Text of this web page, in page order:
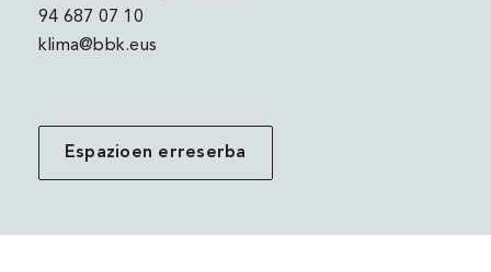
94 687 07 10
klima@bbk.eus
Espazioen erreserba